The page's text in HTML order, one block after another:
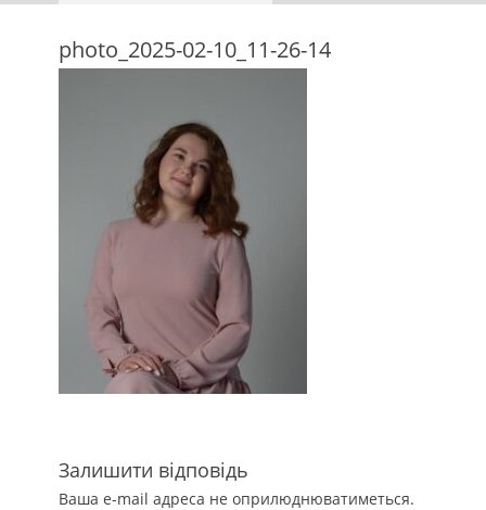
photo_2025-02-10_11-26-14
Залишити відповідь
Ваша e-mail адреса не оприлюднюватиметься.